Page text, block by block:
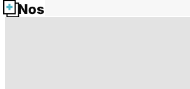
Nos fiches santé